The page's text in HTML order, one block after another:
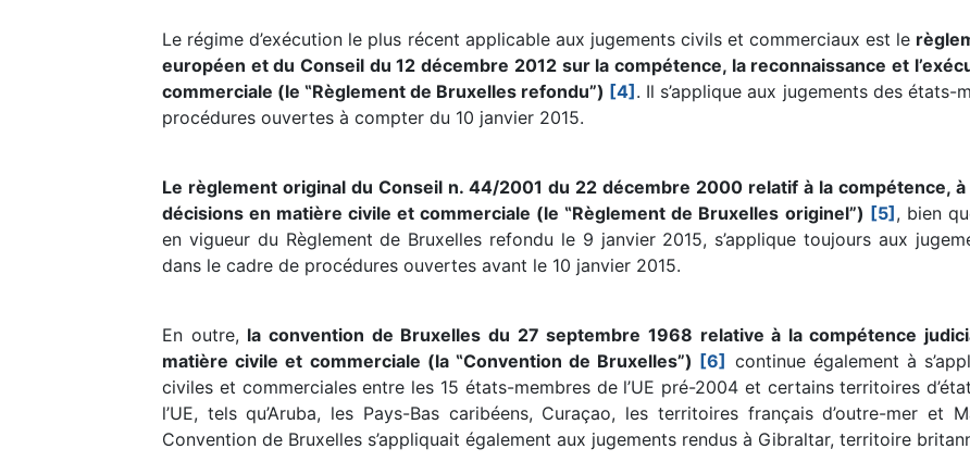
Le régime d’exécution le plus récent applicable aux jugements civils et commerciaux est le
européen et du Conseil du 12 décembre 2012 sur la compétence, la reconnaissance et
commerciale (le ‟Règlement de Bruxelles refondu”) [4]. Il s’applique aux jugements des états-
procédures ouvertes à compter du 10 janvier 2015.
Le règlement original du Conseil n. 44/2001 du 22 décembre 2000 relatif à la compétence,
décisions en matière civile et commerciale (le ‟Règlement de Bruxelles originel”) [5], bien
en vigueur du Règlement de Bruxelles refondu le 9 janvier 2015, s’applique toujours aux
dans le cadre de procédures ouvertes avant le 10 janvier 2015.
En outre, la convention de Bruxelles du 27 septembre 1968 relative à la compétence
matière civile et commerciale (la ‟Convention de Bruxelles”) [6] continue également à
civiles et commerciales entre les 15 états-membres de l’UE pré-2004 et certains territoires
l’UE, tels qu’Aruba, les Pays-Bas caribéens, Curaçao, les territoires français d’outre-mer
Convention de Bruxelles s’appliquait également aux jugements rendus à Gibraltar, territoire